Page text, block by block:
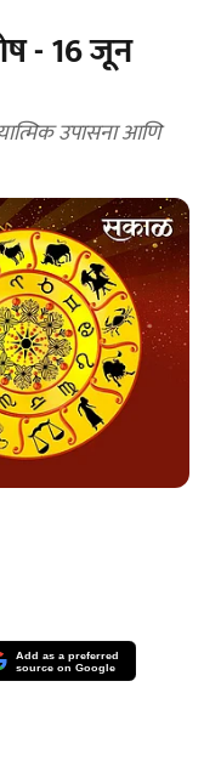
- 16 जून
उपासना आणि
Add as a preferred
source on Google